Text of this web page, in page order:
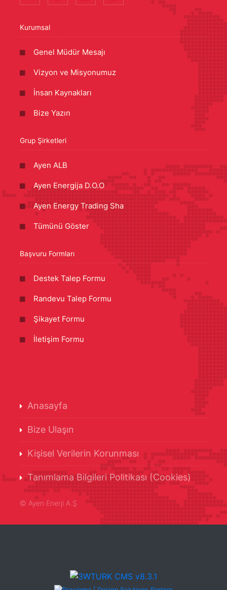
Kurumsal
Genel Müdür Mesajı
Vizyon ve Misyonumuz
İnsan Kaynakları
Bize Yazın
Grup Şirketleri
Ayen ALB
Ayen Energija D.O.O
Ayen Energy Trading Sha
Tümünü Göster
Başvuru Formları
Destek Talep Formu
Randevu Talep Formu
Şikayet Formu
İletişim Formu
Anasayfa
Bize Ulaşın
Kişisel Verilerin Korunması
Tanımlama Bilgileri Politikası (Cookies)
© Ayen Enerji A.Ş